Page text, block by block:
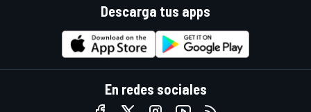
Descarga tus apps
En redes sociales